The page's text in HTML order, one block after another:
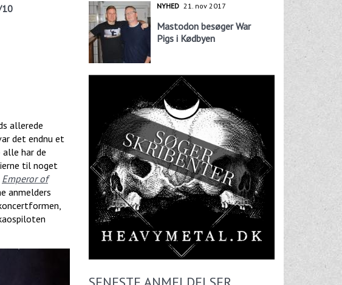
allerede
det endnu et
har de
til noget
Emperor of
anmelders
NYHED 21. nov 2017
Mastodon besøger War
Pigs i Kødbyen